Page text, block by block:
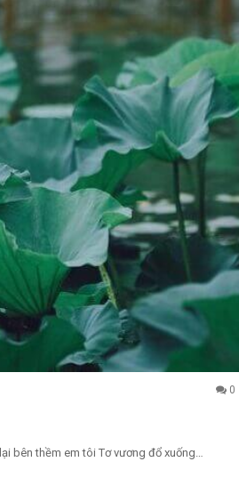
0
bên thềm em tôi Tơ vương đổ xuống…